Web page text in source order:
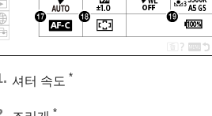
셔터 속도 *
*